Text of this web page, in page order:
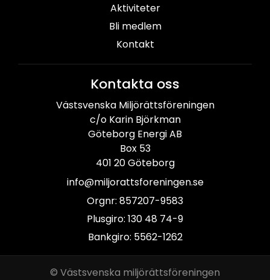
Aktiviteter
Bli medlem
Kontakt
Kontakta oss
Västsvenska Miljörättsföreningen
c/o Karin Björkman
Göteborg Energi AB
Box 53
401 20 Göteborg
info@miljorattsforeningen.se
Orgnr: 857207-9583
Plusgiro: 130 48 74-9
Bankgiro: 5562-1262
© Västsvenska miljörättsföreningen